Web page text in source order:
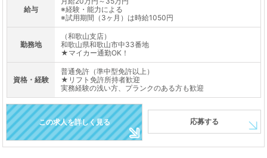
給与
※経験・能力による
※試用期間（3ヶ月）は時給1050円
勤務地
（和歌山支店）
和歌山県和歌山市中33番地
★マイカー通勤OK！
資格・経験
普通免許（準中型免許以上）
★リフト免許所持者歓迎
実務経験の浅い方、プランクのある方も歓迎
この求人を詳しく見る 応募する